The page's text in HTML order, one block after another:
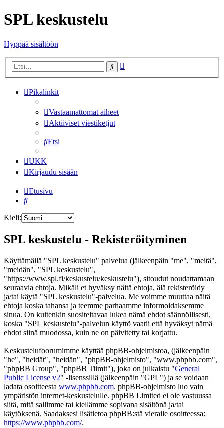
SPL keskustelu
Hyppää sisältöön
Etsi
Pikalinkit
Vastaamattomat aiheet
Aktiiviset viestiketjut
Etsi
UKK
Kirjaudu sisään
Etusivu
Etsi
Kieli:
SPL keskustelu - Rekisteröityminen
Käyttämällä "SPL keskustelu" palvelua (jälkeenpäin "me", "meitä",
"meidän", "SPL keskustelu",
"https://www.spl.fi/keskustelu/keskustelu"), sitoudut noudattamaan
seuraavia ehtoja. Mikäli et hyväksy näitä ehtoja, älä rekisteröidy
ja/tai käytä "SPL keskustelu"-palvelua. Me voimme muuttaa näitä
ehtoja koska tahansa ja teemme parhaamme informoidaksemme
sinua. On kuitenkin suositeltavaa lukea nämä ehdot säännöllisesti,
koska "SPL keskustelu"-palvelun käyttö vaatii että hyväksyt nämä
ehdot siinä muodossa, kuin ne on päivitetty tai korjattu.
Keskustelufoorumimme käyttää phpBB-ohjelmistoa, (jälkeenpäin
"he", "heidät", "heidän", "phpBB-ohjelmisto", "www.phpbb.com",
"phpBB Group", "phpBB Tiimit"), joka on julkaistu "General
Public License v2" -lisenssillä (jälkeenpäin "GPL") ja se voidaan
ladata osoitteesta www.phpbb.com. phpBB-ohjelmisto luo vain
ympäristön internet-keskustelulle. phpBB Limited ei ole vastuussa
siitä, mitä sallimme tai kiellämme sopivana sisältönä ja/tai
käytöksenä. Saadaksesi lisätietoa phpBB:stä vieraile osoitteessa:
https://www.phpbb.com/.